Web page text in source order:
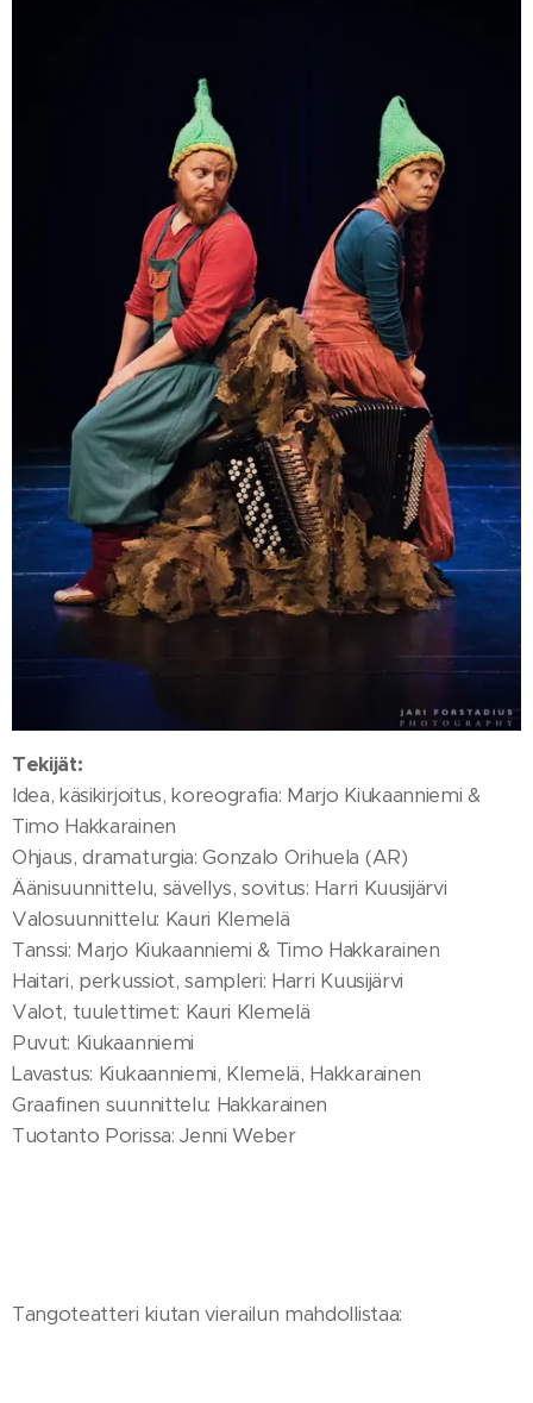
Tekijät:
Idea, käsikirjoitus, koreografia: Marjo Kiukaanniemi &
Timo Hakkarainen
Ohjaus, dramaturgia: Gonzalo Orihuela (AR)
Äänisuunnittelu, sävellys, sovitus: Harri Kuusijärvi
Valosuunnittelu: Kauri Klemelä
Tanssi: Marjo Kiukaanniemi & Timo Hakkarainen
Haitari, perkussiot, sampleri: Harri Kuusijärvi
Valot, tuulettimet: Kauri Klemelä
Puvut: Kiukaanniemi
Lavastus: Kiukaanniemi, Klemelä, Hakkarainen
Graafinen suunnittelu: Hakkarainen
Tuotanto Porissa: Jenni Weber
Tangoteatteri kiutan vierailun mahdollistaa: